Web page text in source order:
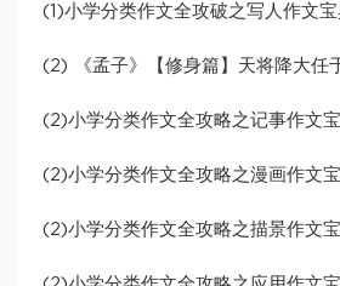
(1)小学分类作文全攻破之写人作文
(2) 《孟子》【修身篇】天将降大任
(2)小学分类作文全攻略之记事作文
(2)小学分类作文全攻略之漫画作文
(2)小学分类作文全攻略之描景作文